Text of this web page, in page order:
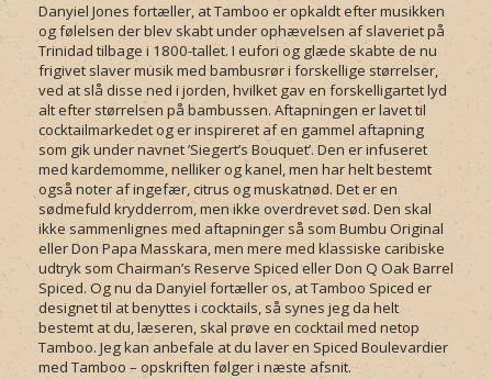
Danyiel Jones fortæller, at Tamboo er opkaldt efter musikken
og følelsen der blev skabt under ophævelsen af slaveriet på
Trinidad tilbage i 1800-tallet. I eufori og glæde skabte de nu
frigivet slaver musik med bambusrør i forskellige størrelser,
ved at slå disse ned i jorden, hvilket gav en forskelligartet lyd
alt efter størrelsen på bambussen. Aftapningen er lavet til
cocktailmarkedet og er inspireret af en gammel aftapning
som gik under navnet ’Siegert’s Bouquet’. Den er infuseret
med kardemomme, nelliker og kanel, men har helt bestemt
også noter af ingefær, citrus og muskatnød. Det er en
sødmefuld krydderrom, men ikke overdrevet sød. Den skal
ikke sammenlignes med aftapninger så som Bumbu Original
eller Don Papa Masskara, men mere med klassiske caribiske
udtryk som Chairman’s Reserve Spiced eller Don Q Oak Barrel
Spiced. Og nu da Danyiel fortæller os, at Tamboo Spiced er
designet til at benyttes i cocktails, så synes jeg da helt
bestemt at du, læseren, skal prøve en cocktail med netop
Tamboo. Jeg kan anbefale at du laver en Spiced Boulevardier
med Tamboo – opskriften følger i næste afsnit.